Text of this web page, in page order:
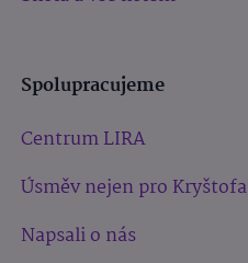
Spolupracujeme
Centrum LIRA
Úsměv nejen pro Kryštofa
Napsali o nás